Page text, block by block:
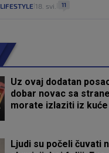
LIFESTYLE 18. svi. 11
Uz ovaj dodatan
dobar novac sa
morate izlaziti iz kuće
Ljudi su počeli čuvati